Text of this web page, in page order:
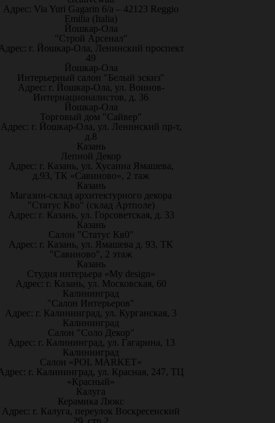
Адрес: Via Yuri Gagarin 6/a – 42123 Reggio
Emilia (Italia)
Йошкар-Ола
"Строй Арсенал"
г. Йошкар-Ола, Ленинский проспект
49
Йошкар-Ола
Интерьерный салон "Белый эскиз"
Адрес: г. Йошкар-Ола, ул. Воинов-
Интернационалистов, д. 36
Йошкар-Ола
Торговый дом "Сайвер"
Адрес: г. Йошкар-Ола, ул. Ленинский пр-т,
д.8
Казань
Лепной Декор
Адрес: г. Казань, ул. Хусаина Ямашева,
д.93, ТК «Савиново», 2 таж
Казань
Магазин-склад архитектурного декора
"Статус Кво" (склад Артполе)
Адрес: г. Казань, ул. Горсоветская, д. 33
Казань
Салон "Статус Кв0"
Адрес: г. Казань, ул. Ямашева д. 93, ТК
"Савиново", 2 этаж
Казань
Студия интерьера «My design»
Адрес: г. Казань, ул. Московская, 60
Калининград
"Салон Интерьеров"
Адрес: г. Калининград, ул. Курганская, 3
Калининград
Салон "Соло Декор"
Адрес: г. Калининград, ул. Гагарина, 13
Калининград
Салон «POL MARKET»
г. Калининград, ул. Красная, 247, ТЦ
«Красный»
Калуга
Керамика Люкс
Адрес: г. Калуга, переулок Воскресенский